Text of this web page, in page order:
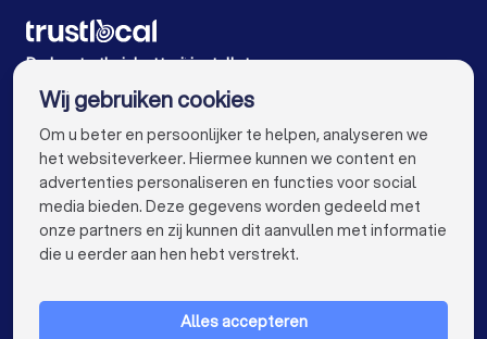
Thuisbatterij installateurs in Turnhout
Thuisbatterij installateurs in Tremelo
Thuisbatterij installateurs in Antwerpen
Thuisbatterij installateurs in Gent
Thuisbatterij installateurs in Brugge
Thuisbatterij installateurs in Leuven
Thuisbatterij installateurs in Mechelen
De beste thuisbatterij installateurs voor u
VOOR PARTICULIEREN keyboard_arrow_down
Wij gebruiken cookies
Om u beter en persoonlijker te helpen, analyseren we
het websiteverkeer. Hiermee kunnen we content en
advertenties personaliseren en functies voor social
media bieden. Deze gegevens worden gedeeld met
onze partners en zij kunnen dit aanvullen met informatie
die u eerder aan hen hebt verstrekt.
Alles accepteren